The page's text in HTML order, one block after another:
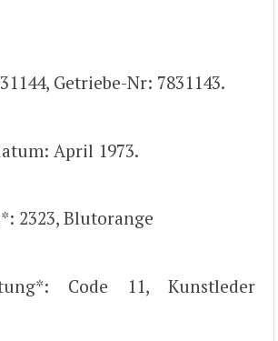
Getriebe-Nr: 7831143.
April 1973.
2323, Blutorange
Code 11, Kunstleder